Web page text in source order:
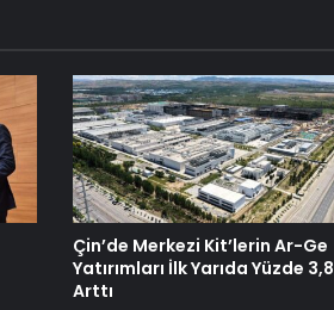
Çin’de Merkezi Kit’lerin Ar-Ge
Yatırımları İlk Yarıda Yüzde 3,8
Arttı